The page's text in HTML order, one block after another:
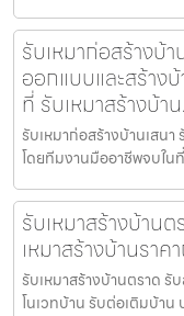
รับเหมาก่อสร้างบ้
ออกแบบและสร้าง
ที่ รับเหมาสร้างบ้า
รับเหมาก่อสร้างบ้านเสน
โดยทีมงานมืออาชีพจบใน
รับเหมาสร้างบ้าน
เหมาสร้างบ้านราค
รับเหมาสร้างบ้านตราด รั
โนเวทบ้าน รับต่อเติมบ้า